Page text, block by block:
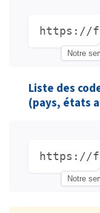
https://
Notre
Liste des
(pays, états
https://
Notre